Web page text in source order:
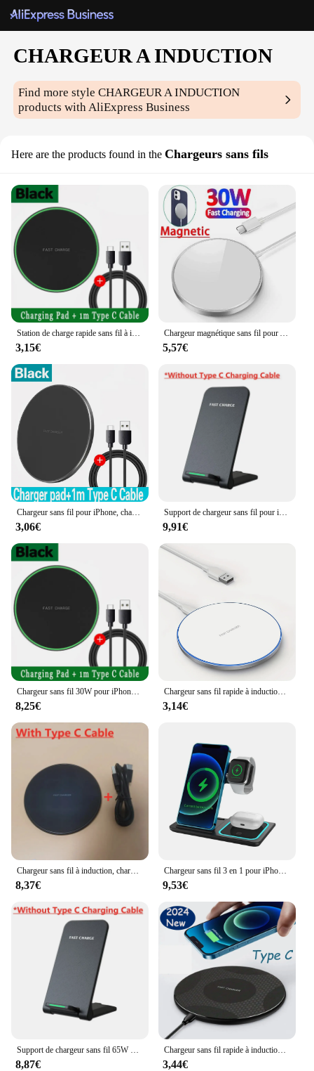
CHARGEUR A INDUCTION
Find more styleCHARGEUR A INDUCTION
products with AliExpress Business
Here are the products found in the Chargeurs sans fils
Station de charge rapide sans fil à induction, chargeur sans fil pour iPhone 14, 13, 12, 15, 11Pro, XS Max, Samsung, Xiaomi, Huawei, 200W
3,15€
Chargeur magnétique sans fil pour Apple, iPhone 15, 14, 13, 12, 11 Pro Max, 13Mini Qi, Macsafe, chargement sans fil sur la coque arrière à induction, 30W
5,57€
Chargeur sans fil pour iPhone, chargeur rapide sans fil, 200W, 14, 13, 12, 15, Pro, XS Max, Mini, X, Poly Induction, Samsung, Xiaomi, Huawei
3,06€
Support de chargeur sans fil pour iPhone, 100W, 15, 14, 13, 12, 11 Pro, X, XS Max, Poly 8, Samsung, Xiaomi, induction, charge rapide, station S6
9,91€
Chargeur sans fil 30W pour iPhone, 15, 14, 13, 12, 11, Pro, Max X, Samsung, Xiaomi, Chargeurs de téléphone, Charge rapide à induction, Station S6
8,25€
Chargeur sans fil rapide à induction, chargeur sans fil pour iPhone 15 14 13 12 11 Pro XS Max Mini X, Samsung, Xiaomi, Huawei, 100W
3,14€
Chargeur sans fil à induction, chargeur rapide, station S6, iPhone 15, 14, 13, 12, X Pro Max, Samsung S23, S22, Xiaomi, Huawei, 30W
8,37€
Chargeur sans fil 3 en 1 pour iPhone, 15, 14, 13, 12 Pro Max, 11, 15W, charge rapide, station S6 pour Apple Watch, Airpods, support à induction
9,53€
8,87€
Chargeur sans fil rapide à induction, station de charge sans fil pour iPhone 14, 13, 12, 15Pro, XS Max, Samsung, Xiaomi, Huawei, 200W
3,44€